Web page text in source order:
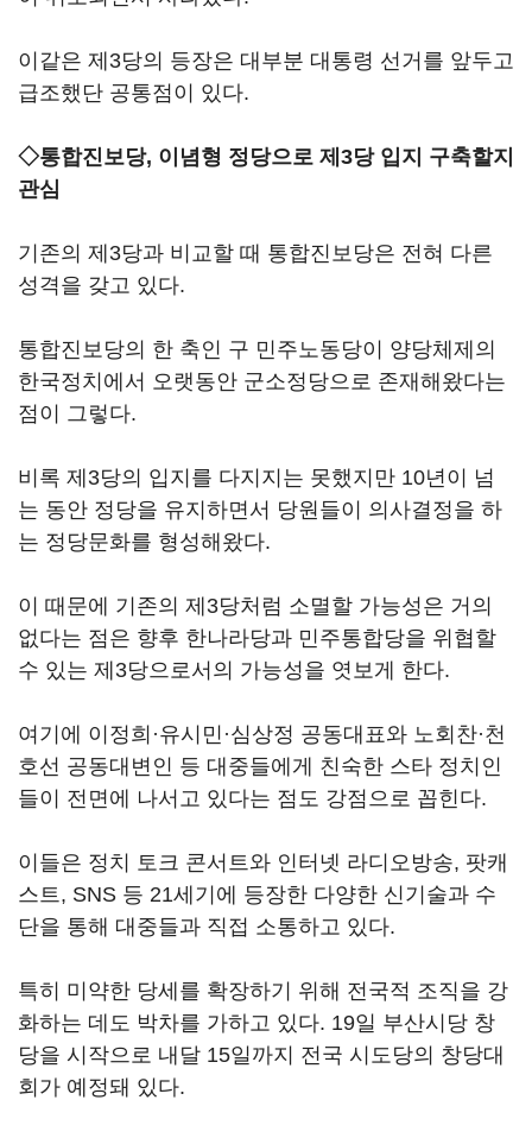
이같은 제3당의 등장은 대부분 대통령 선거를 앞두고
급조했단 공통점이 있다.
◇통합진보당, 이념형 정당으로 제3당 입지 구축할지
관심
기존의 제3당과 비교할 때 통합진보당은 전혀 다른
성격을 갖고 있다.
통합진보당의 한 축인 구 민주노동당이 양당체제의
한국정치에서 오랫동안 군소정당으로 존재해왔다는
점이 그렇다.
비록 제3당의 입지를 다지지는 못했지만 10년이 넘
는 동안 정당을 유지하면서 당원들이 의사결정을 하
는 정당문화를 형성해왔다.
이 때문에 기존의 제3당처럼 소멸할 가능성은 거의
없다는 점은 향후 한나라당과 민주통합당을 위협할
수 있는 제3당으로서의 가능성을 엿보게 한다.
여기에 이정희·유시민·심상정 공동대표와 노회찬·천
호선 공동대변인 등 대중들에게 친숙한 스타 정치인
들이 전면에 나서고 있다는 점도 강점으로 꼽힌다.
이들은 정치 토크 콘서트와 인터넷 라디오방송, 팟캐
스트, SNS 등 21세기에 등장한 다양한 신기술과 수
단을 통해 대중들과 직접 소통하고 있다.
특히 미약한 당세를 확장하기 위해 전국적 조직을 강
화하는 데도 박차를 가하고 있다. 19일 부산시당 창
당을 시작으로 내달 15일까지 전국 시도당의 창당대
회가 예정돼 있다.